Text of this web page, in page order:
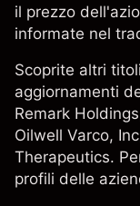
il prezzo
informate nel
Scoprite altri
aggiornamenti
Remark
Oilwell Varco, Inc
Therapeutics.
profili delle